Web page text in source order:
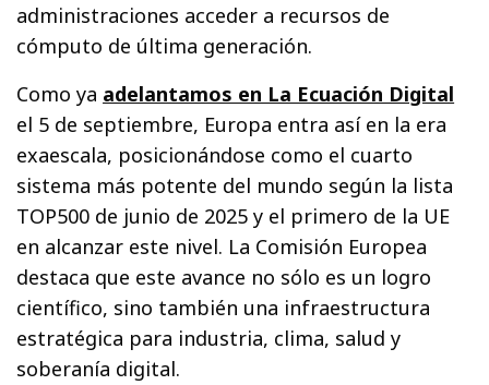
administraciones acceder a recursos de
cómputo de última generación.
Como ya adelantamos en La Ecuación Digital
el 5 de septiembre, Europa entra así en la era
exaescala, posicionándose como el cuarto
sistema más potente del mundo según la lista
TOP500 de junio de 2025 y el primero de la UE
en alcanzar este nivel. La Comisión Europea
destaca que este avance no sólo es un logro
científico, sino también una infraestructura
estratégica para industria, clima, salud y
soberanía digital.